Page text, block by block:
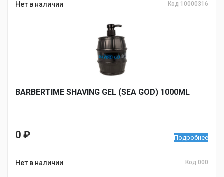
Нет в наличии Код 10000316
BARBERTIME SHAVING GEL (SEA GOD) 1000ML
0 ₽ Подробнее
Нет в наличии Код 000